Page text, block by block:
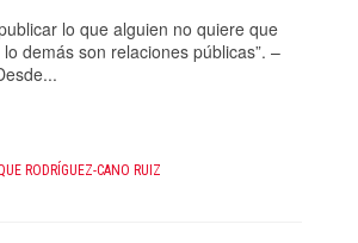
lo que alguien no quiere que
demás son relaciones públicas”. –
RODRÍGUEZ-CANO RUIZ